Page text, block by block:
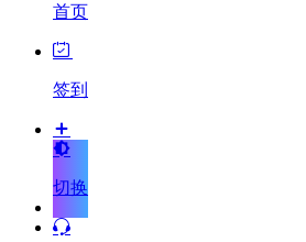
首页
签到
切换